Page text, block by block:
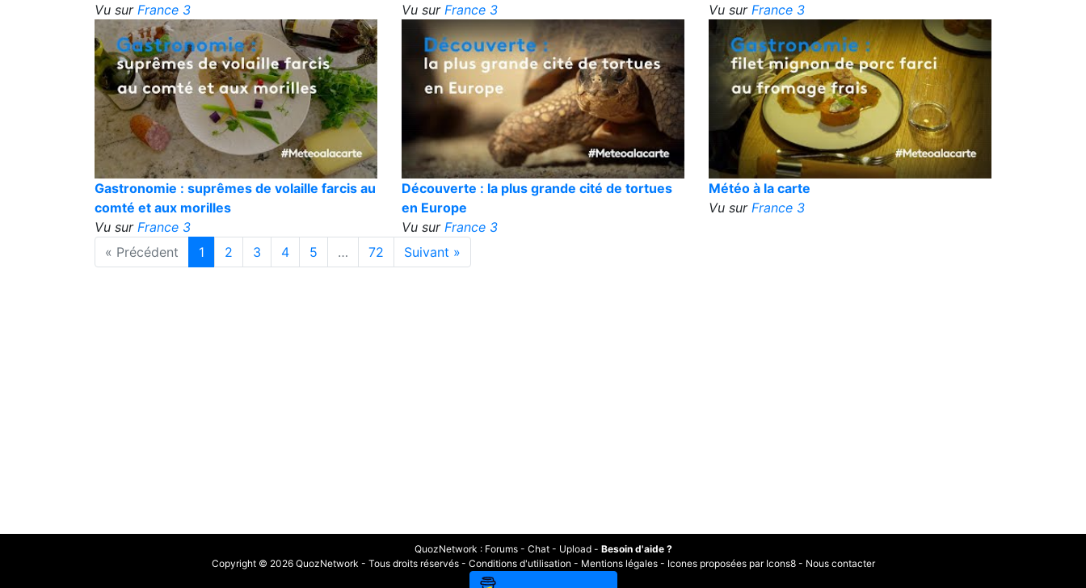
Vu sur France 3
Vu sur France 3
Vu sur France 3
Gastronomie : suprêmes de volaille farcis au
comté et aux morilles
Vu sur France 3
Découverte : la plus grande cité de tortues
en Europe
Vu sur France 3
Météo à la carte
Vu sur France 3
« Précédent 1 2 3 4 5 … 72 Suivant »
QuozNetwork : Forums- Chat- Upload- Besoin d'aide ?
Copyright © 2026 QuozNetwork - Tous droits réservés - Conditions d'utilisation - Mentions légales- Icones proposées par Icons8- Nous contacter